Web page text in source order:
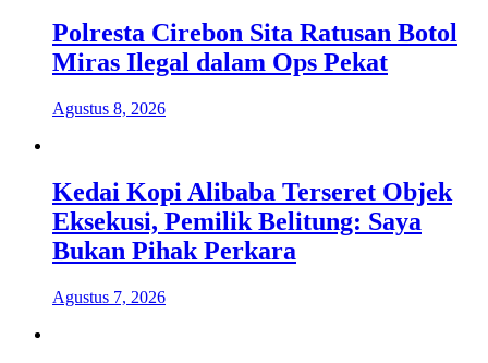
Polresta Cirebon Sita Ratusan Botol
Miras Ilegal dalam Ops Pekat
Agustus 8, 2026
Kedai Kopi Alibaba Terseret Objek
Eksekusi, Pemilik Belitung: Saya
Bukan Pihak Perkara
Agustus 7, 2026